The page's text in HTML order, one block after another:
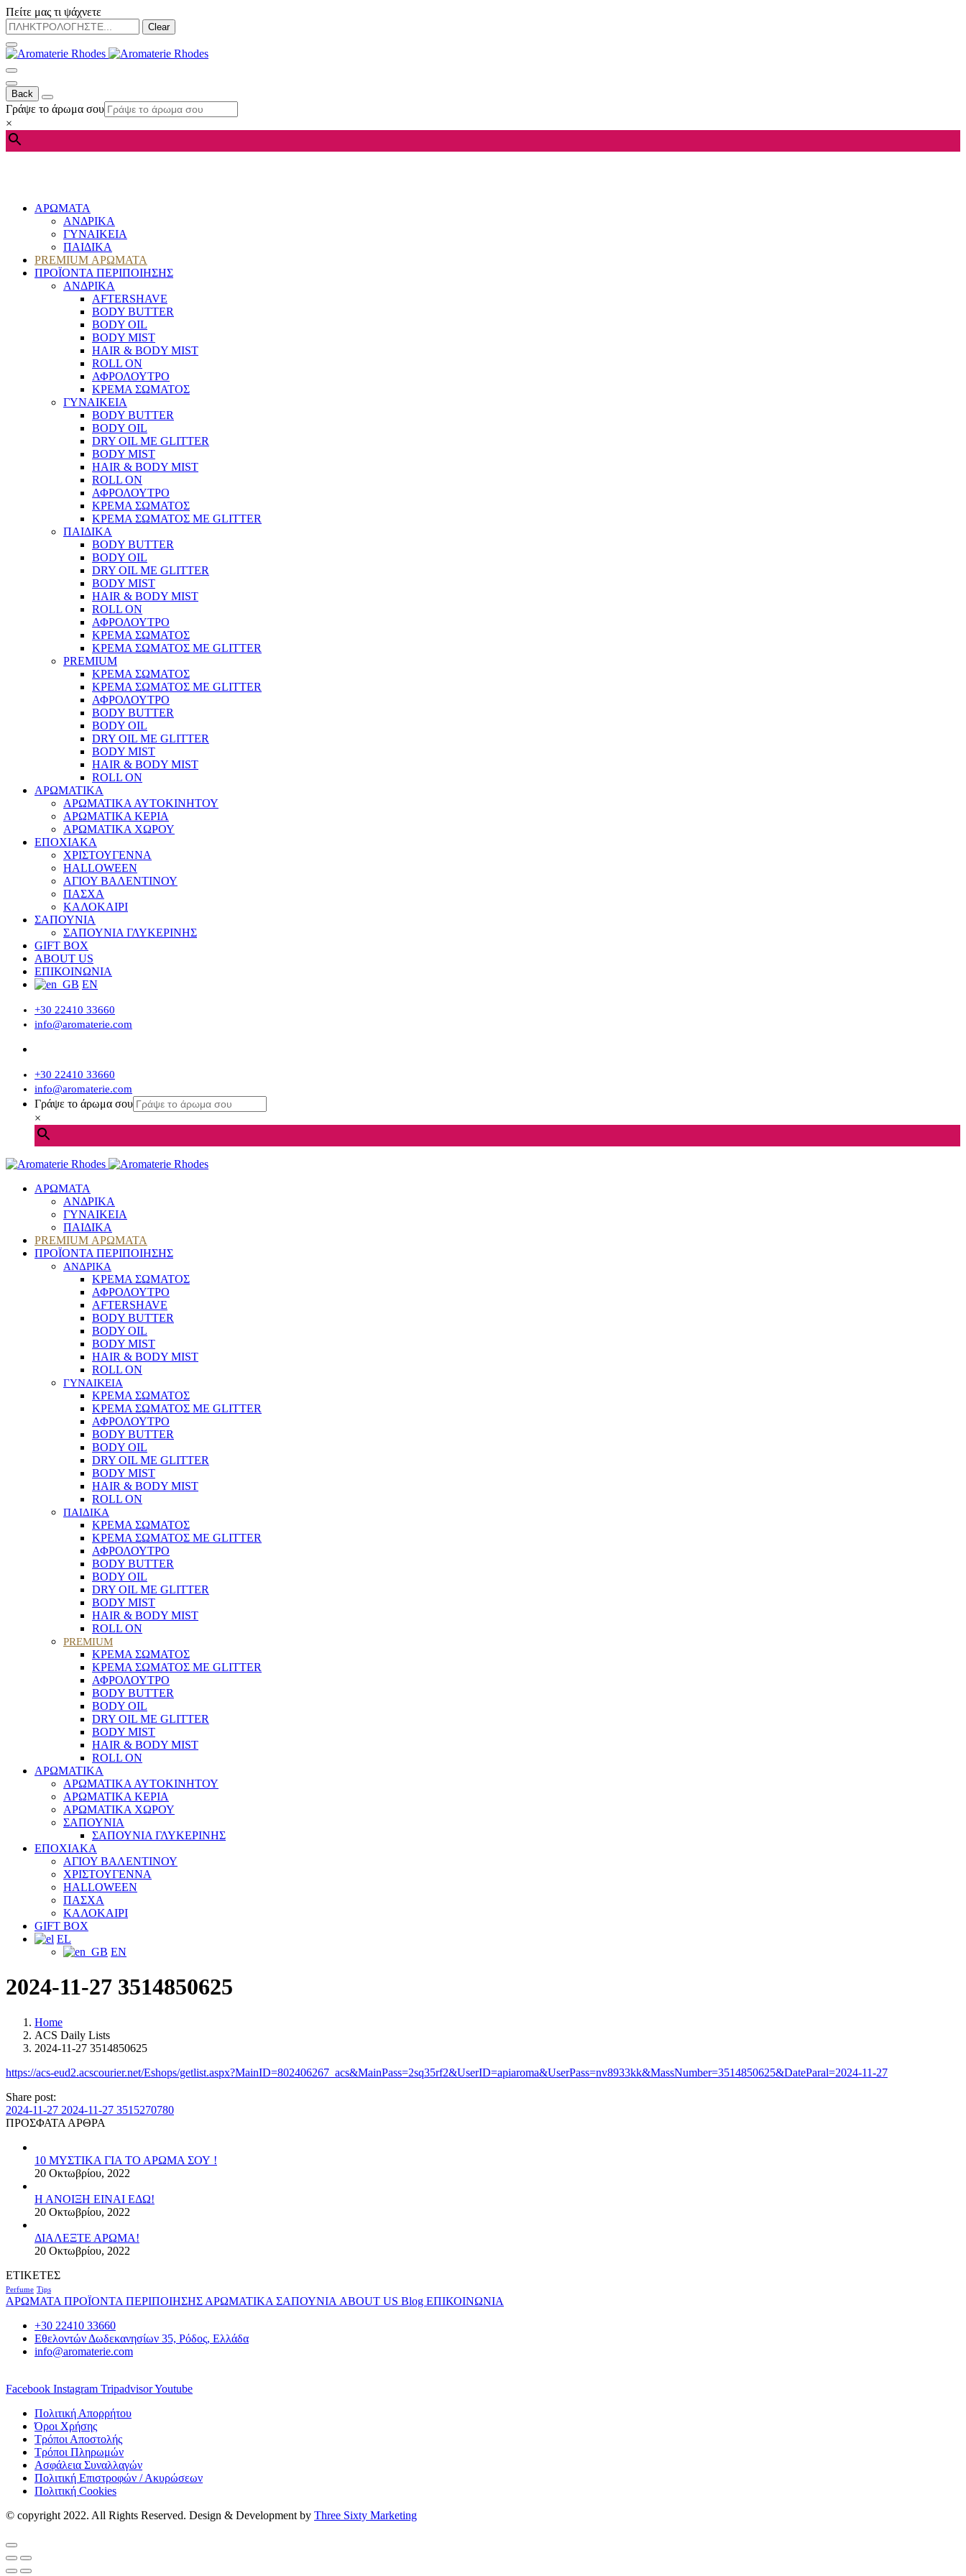
Πείτε μας τι ψάχνετε
Clear
Back
Γράψε το άρωμα σου
×
ΑΡΩΜΑΤΑ
ΑΝΔΡΙΚΑ
ΓΥΝΑΙΚΕΙΑ
ΠΑΙΔΙΚΑ
PREMIUM ΑΡΩΜΑΤΑ
ΠΡΟΪΟΝΤΑ ΠΕΡΙΠΟΙΗΣΗΣ
ΑΝΔΡΙΚΑ
AFTERSHAVE
BODY BUTTER
BODY OIL
BODY MIST
HAIR & BODY MIST
ROLL ON
ΑΦΡΟΛΟΥΤΡΟ
ΚΡΕΜΑ ΣΩΜΑΤΟΣ
ΓΥΝΑΙΚΕΙΑ
BODY BUTTER
BODY OIL
DRY OIL ΜΕ GLITTER
BODY MIST
HAIR & BODY MIST
ROLL ON
ΑΦΡΟΛΟΥΤΡΟ
ΚΡΕΜΑ ΣΩΜΑΤΟΣ
ΚΡΕΜΑ ΣΩΜΑΤΟΣ ΜΕ GLITTER
ΠΑΙΔΙΚΑ
BODY BUTTER
BODY OIL
DRY OIL ΜΕ GLITTER
BODY MIST
HAIR & BODY MIST
ROLL ON
ΑΦΡΟΛΟΥΤΡΟ
ΚΡΕΜΑ ΣΩΜΑΤΟΣ
ΚΡΕΜΑ ΣΩΜΑΤΟΣ ΜΕ GLITTER
PREMIUM
ΚΡΕΜΑ ΣΩΜΑΤΟΣ
ΚΡΕΜΑ ΣΩΜΑΤΟΣ ΜΕ GLITTER
ΑΦΡΟΛΟΥΤΡΟ
BODY BUTTER
BODY OIL
DRY OIL ΜΕ GLITTER
BODY MIST
HAIR & BODY MIST
ROLL ON
ΑΡΩΜΑΤΙΚΑ
ΑΡΩΜΑΤΙΚΑ ΑΥΤΟΚΙΝΗΤΟΥ
ΑΡΩΜΑΤΙΚΑ ΚΕΡΙΑ
ΑΡΩΜΑΤΙΚΑ ΧΩΡΟΥ
ΕΠΟΧΙΑΚΑ
ΧΡΙΣΤΟΥΓΕΝΝΑ
HALLOWEEN
ΑΓΙΟΥ ΒΑΛΕΝΤΙΝΟΥ
ΠΑΣΧΑ
ΚΑΛΟΚΑΙΡΙ
ΣΑΠΟΥΝΙΑ
ΣΑΠΟΥΝΙΑ ΓΛΥΚΕΡΙΝΗΣ
GIFT BOX
ABOUT US
ΕΠΙΚΟΙΝΩΝΙΑ
EN
+30 22410 33660
info@aromaterie.com
+30 22410 33660
info@aromaterie.com
Γράψε το άρωμα σου
×
ΑΡΩΜΑΤΑ
ΑΝΔΡΙΚΑ
ΓΥΝΑΙΚΕΙΑ
ΠΑΙΔΙΚΑ
PREMIUM ΑΡΩΜΑΤΑ
ΠΡΟΪΟΝΤΑ ΠΕΡΙΠΟΙΗΣΗΣ
ΑΝΔΡΙΚΑ
ΚΡΕΜΑ ΣΩΜΑΤΟΣ
ΑΦΡΟΛΟΥΤΡΟ
AFTERSHAVE
BODY BUTTER
BODY OIL
BODY MIST
HAIR & BODY MIST
ROLL ON
ΓΥΝΑΙΚΕΙΑ
ΚΡΕΜΑ ΣΩΜΑΤΟΣ
ΚΡΕΜΑ ΣΩΜΑΤΟΣ ΜΕ GLITTER
ΑΦΡΟΛΟΥΤΡΟ
BODY BUTTER
BODY OIL
DRY OIL ΜΕ GLITTER
BODY MIST
HAIR & BODY MIST
ROLL ON
ΠΑΙΔΙΚΑ
ΚΡΕΜΑ ΣΩΜΑΤΟΣ
ΚΡΕΜΑ ΣΩΜΑΤΟΣ ΜΕ GLITTER
ΑΦΡΟΛΟΥΤΡΟ
BODY BUTTER
BODY OIL
DRY OIL ΜΕ GLITTER
BODY MIST
HAIR & BODY MIST
ROLL ON
PREMIUM
ΚΡΕΜΑ ΣΩΜΑΤΟΣ
ΚΡΕΜΑ ΣΩΜΑΤΟΣ ΜΕ GLITTER
ΑΦΡΟΛΟΥΤΡΟ
BODY BUTTER
BODY OIL
DRY OIL ΜΕ GLITTER
BODY MIST
HAIR & BODY MIST
ROLL ON
ΑΡΩΜΑΤΙΚΑ
ΑΡΩΜΑΤΙΚΑ ΑΥΤΟΚΙΝΗΤΟΥ
ΑΡΩΜΑΤΙΚΑ ΚΕΡΙΑ
ΑΡΩΜΑΤΙΚΑ ΧΩΡΟΥ
ΣΑΠΟΥΝΙΑ
ΣΑΠΟΥΝΙΑ ΓΛΥΚΕΡΙΝΗΣ
ΕΠΟΧΙΑΚΑ
ΑΓΙΟΥ ΒΑΛΕΝΤΙΝΟΥ
ΧΡΙΣΤΟΥΓΕΝΝΑ
HALLOWEEN
ΠΑΣΧΑ
ΚΑΛΟΚΑΙΡΙ
GIFT BOX
EL
EN
2024-11-27 3514850625
Home
ACS Daily Lists
2024-11-27 3514850625
https://acs-eud2.acscourier.net/Eshops/getlist.aspx?MainID=802406267_acs&MainPass=2sq35rf2&UserID=apiaroma&UserPass=nv8933kk&MassNumber=3514850625&DateParal=2024-11-27
Share post:
2024-11-27 2024-11-27 3515270780
ΠΡΟΣΦΑΤΑ ΑΡΘΡΑ
10 ΜΥΣΤΙΚΑ ΓΙΑ ΤΟ ΑΡΩΜΑ ΣΟΥ !
20 Οκτωβρίου, 2022
Η ΑΝΟΙΞΗ ΕΙΝΑΙ ΕΔΩ!
20 Οκτωβρίου, 2022
ΔΙΑΛΕΞΤΕ ΑΡΩΜΑ!
20 Οκτωβρίου, 2022
ΕΤΙΚΕΤΕΣ
Perfume Tips
ΑΡΩΜΑΤΑ ΠΡΟΪΟΝΤΑ ΠΕΡΙΠΟΙΗΣΗΣ ΑΡΩΜΑΤΙΚΑ ΣΑΠΟΥΝΙΑ ABOUT US Blog ΕΠΙΚΟΙΝΩΝΙΑ
+30 22410 33660
Εθελοντών Δωδεκανησίων 35, Ρόδος, Ελλάδα
info@aromaterie.com
Facebook Instagram TripadvisorYoutube
Πολιτική Απορρήτου
Όροι Χρήσης
Τρόποι Αποστολής
Τρόποι Πληρωμών
Ασφάλεια Συναλλαγών
Πολιτική Επιστροφών / Ακυρώσεων
Πολιτική Cookies
© copyright 2022. All Rights Reserved. Design & Development by Three Sixty Marketing